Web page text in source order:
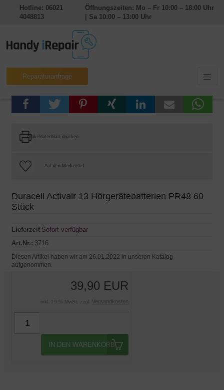
Hotline: 06021
4048813
Öffnungszeiten: Mo – Fr 10:00 – 18:00 Uhr
| Sa 10:00 – 13:00 Uhr
Reparaturanfrage
Artikeldatenblatt drucken
Duracell Activair 13 Hörgerätebatterien PR48 60
Stück
Lieferzeit Sofort verfügbar
Art.Nr.: 3716
Diesen Artikel haben wir am 26.01.2022 in unseren Katalog
aufgenommen.
39,90 EUR
inkl. 19 % MwSt. zzgl. Versandkosten
IN DEN WARENKORB